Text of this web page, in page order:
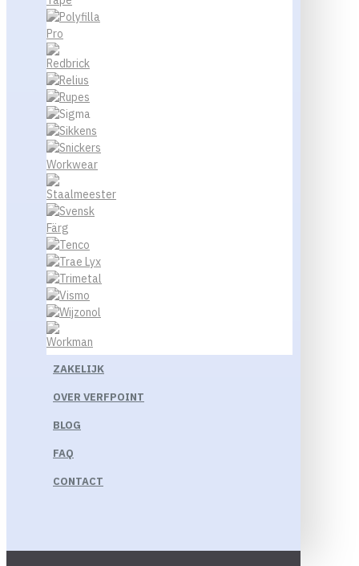
ZAKELIJK
OVER VERFPOINT
BLOG
FAQ
CONTACT